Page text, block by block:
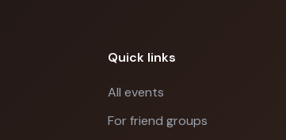
Quick links
All events
For friend groups